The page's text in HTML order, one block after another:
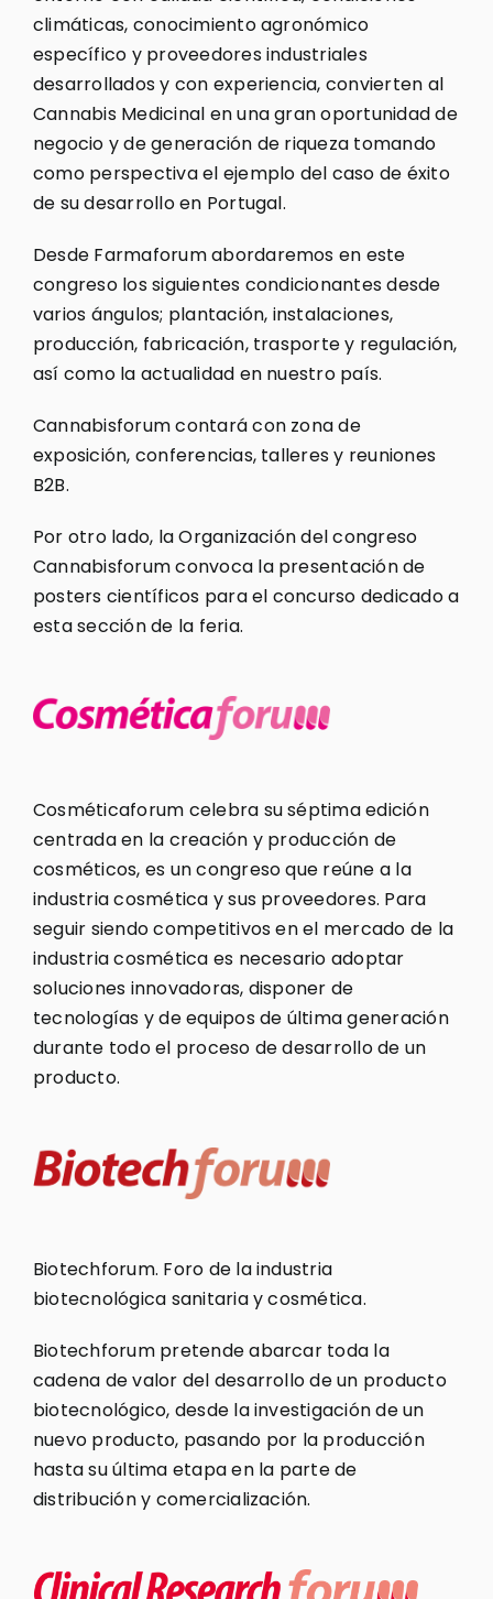
climáticas, conocimiento agronómico
específico y proveedores industriales
desarrollados y con experiencia, convierten al
Cannabis Medicinal en una gran oportunidad de
negocio y de generación de riqueza tomando
como perspectiva el ejemplo del caso de éxito
de su desarrollo en Portugal.
Desde Farmaforum abordaremos en este
congreso los siguientes condicionantes desde
varios ángulos; plantación, instalaciones,
producción, fabricación, trasporte y regulación,
así como la actualidad en nuestro país.
Cannabisforum contará con zona de
exposición, conferencias, talleres y reuniones
B2B.
Por otro lado, la Organización del congreso
Cannabisforum convoca la presentación de
posters científicos para el concurso dedicado a
esta sección de la feria.
Cosméticaforum celebra su séptima edición
centrada en la creación y producción de
cosméticos, es un congreso que reúne a la
industria cosmética y sus proveedores. Para
seguir siendo competitivos en el mercado de la
industria cosmética es necesario adoptar
soluciones innovadoras, disponer de
tecnologías y de equipos de última generación
durante todo el proceso de desarrollo de un
producto.
Biotechforum. Foro de la industria
biotecnológica sanitaria y cosmética.
Biotechforum pretende abarcar toda la
cadena de valor del desarrollo de un producto
biotecnológico, desde la investigación de un
nuevo producto, pasando por la producción
hasta su última etapa en la parte de
distribución y comercialización.